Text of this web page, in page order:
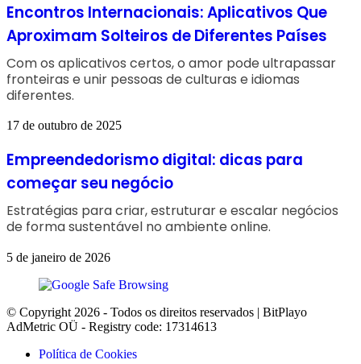
Encontros Internacionais: Aplicativos Que
Aproximam Solteiros de Diferentes Países
Com os aplicativos certos, o amor pode ultrapassar
fronteiras e unir pessoas de culturas e idiomas
diferentes.
17 de outubro de 2025
Empreendedorismo digital: dicas para
começar seu negócio
Estratégias para criar, estruturar e escalar negócios
de forma sustentável no ambiente online.
5 de janeiro de 2026
© Copyright 2026 - Todos os direitos reservados | BitPlayo
AdMetric OÜ - Registry code: 17314613
Política de Cookies